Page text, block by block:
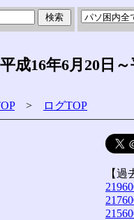
16年6月20日～
> ログTOP
【